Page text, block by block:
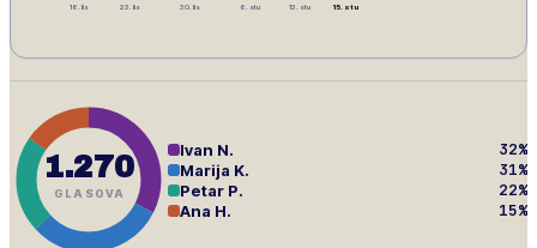
16. lis 23. lis 30. lis 6. stu 13. stu 15. stu
1.270
GLASOVA
Ivan N. 32%
Marija K. 31%
Petar P. 22%
Ana H. 15%